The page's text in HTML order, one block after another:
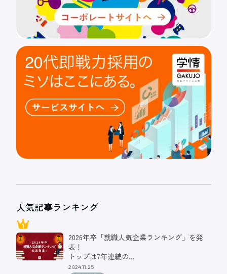
人気記事ランキング
2026年卒「就職人気企業ランキング」を発
表！
トップは7年連続の…
2024.11.25